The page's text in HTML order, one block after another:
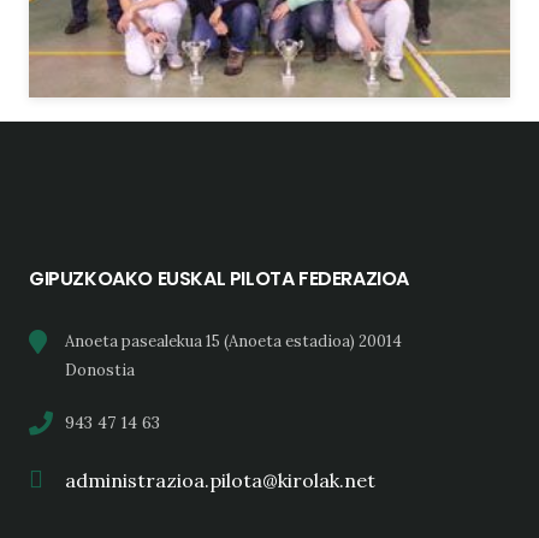
GIPUZKOAKO EUSKAL PILOTA FEDERAZIOA
Anoeta pasealekua 15 (Anoeta estadioa) 20014
Donostia
943 47 14 63
administrazioa.pilota@kirolak.net